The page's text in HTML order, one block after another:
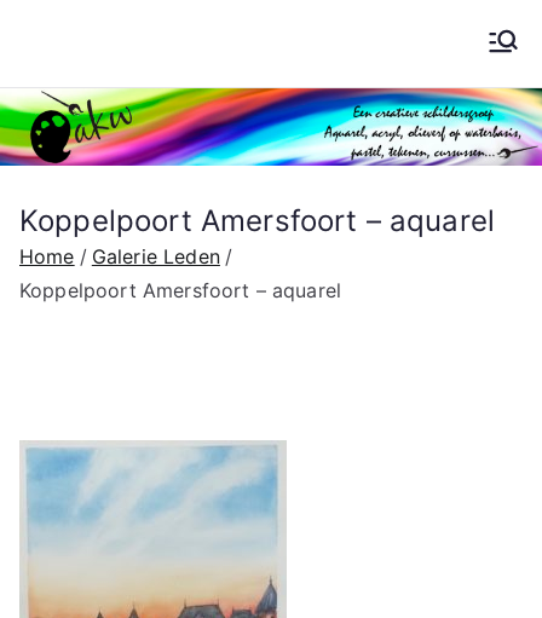
de
inhoud
Schilderen AKW
Koppelpoort Amersfoort – aquarel
Home
Galerie Leden
Koppelpoort Amersfoort – aquarel